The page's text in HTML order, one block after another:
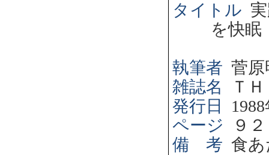
タイトル
を快眠
執筆者 菅原
雑誌名
Ｔ
発行日
1988
ページ
９
備 考 食あ